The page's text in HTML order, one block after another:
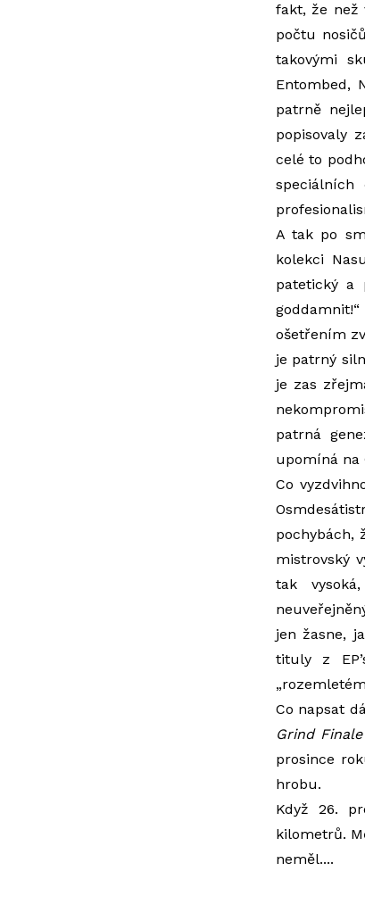
fakt, že než
počtu
takovými
Entombed,
patrně
popisovaly
celé to
speciálních
A tak po
kolekci
patetický a
goddamnit!“
ošetřením
je patrný
je zas
patrná
upomíná na
Co
pochybách,
mistrovský
tak
jen žasne,
tituly z
Co napsat
Grind Finale
prosince
hrobu.
Když 26.
kilometrů.
neměl....